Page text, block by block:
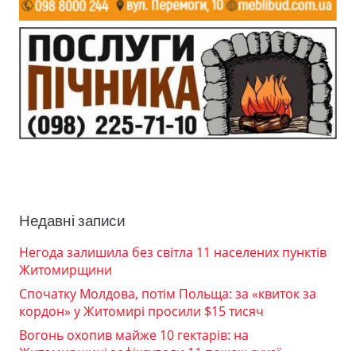
Недавні записи
Негода залишила без світла 11 населених пунктів
Житомирщини
Спочатку Молдова, потім Польща: за «квиток за
кордон» у Житомирі просили $15 тисяч
Вогонь охопив майже 10 гектарів: на